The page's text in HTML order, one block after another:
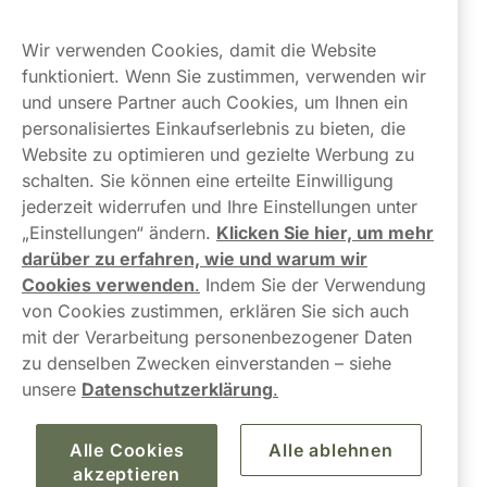
Kontaktiere uns!
hallo@northerner.com
+498001844282
Mo-Do: 08-17 Uhr (Pause: 12-13) Fr: 09-17 Uhr
Links
Über uns
Wir verwenden Cookies, damit die Website
funktioniert. Wenn Sie zustimmen, verwenden wir
und unsere Partner auch Cookies, um Ihnen ein
personalisiertes Einkaufserlebnis zu bieten, die
Website zu optimieren und gezielte Werbung zu
schalten. Sie können eine erteilte Einwilligung
jederzeit widerrufen und Ihre Einstellungen unter
„Einstellungen“ ändern. Klicken Sie hier, um mehr
darüber zu erfahren, wie und warum wir
Cookies verwenden. Indem Sie der Verwendung
von Cookies zustimmen, erklären Sie sich auch
mit der Verarbeitung personenbezogener Daten
zu denselben Zwecken einverstanden – siehe
unsere Datenschutzerklärung.
Alle Cookies
akzeptieren
Alle ablehnen